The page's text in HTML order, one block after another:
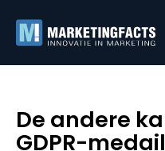
De andere
GDPR-